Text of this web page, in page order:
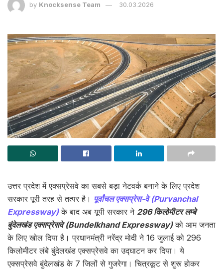
by Knocksense Team 30.03.2026
उत्तर प्रदेश में एक्सप्रेसवे का सबसे बड़ा नेटवर्क बनाने के लिए प्रदेश
सरकार पूरी तरह से तत्पर है। पूर्वांचल एक्सप्रेस-वे (Purvanchal
Expressway)के बाद अब यूपी सरकार ने 296 किलोमीटर लम्बे
बुंदेलखंड एक्सप्रेसवे (Bundelkhand Expressway)को आम जनता
के लिए खोल दिया है। प्रधानमंत्री नरेंद्र मोदी ने 16 जुलाई को 296
किलोमीटर लंबे बुंदेलखंड एक्सप्रेसवे का उद्घाटन कर दिया। ये
एक्सप्रेसवे बुंदेलखंड के 7 जिलों से गुजरेगा। चित्रकूट से शुरू होकर